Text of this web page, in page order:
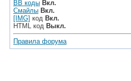
BB коды Вкл.
Смайлы Вкл.
[IMG] код Вкл.
HTML код Выкл.
Правила форума